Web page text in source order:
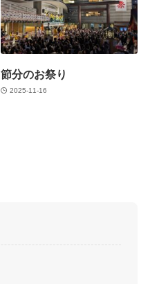
節分のお祭り
2025-11-16